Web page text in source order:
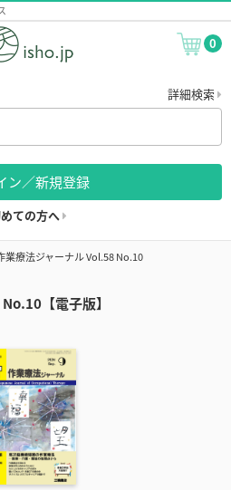
0
詳細検索
ン／新規登録
ての方へ
業療法ジャーナル Vol.58 No.10
【電子版】